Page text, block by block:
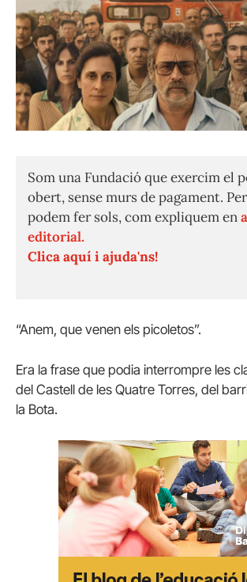
Som una Fundació que exercim el
obert, sense murs de pagament.
podem fer sols, com expliquem en
editorial.
Clica aquí i ajuda'ns!
“Anem, que venen els picoletos”.
Era la frase que podia interrompre les
del Castell de les Quatre Torres, del
la Bota.